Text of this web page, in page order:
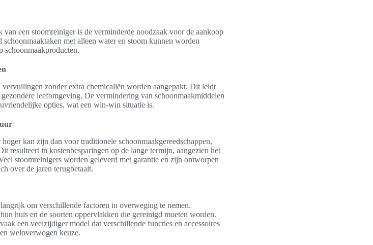
een stoomreiniger is de verminderde noodzaak voor de aankoop
met alleen water en stoom kunnen worden
schoonmaakproducten.
zonder extra chemicaliën worden aangepakt. Dit leidt
leefomgeving. De vermindering van schoonmaakmiddelen
opties, wat een win-win situatie is.
kan zijn dan voor traditionele schoonmaakgereedschappen,
resulteert in kostenbesparingen op de lange termijn, aangezien het
stoomreinigers worden geleverd met garantie en zijn ontworpen
over de jaren terugbetaalt.
om verschillende factoren in overweging te nemen.
huis en de soorten oppervlakken die gereinigd moeten worden.
een veelzijdiger model dat verschillende functies en accessoires
weloverwogen keuze.